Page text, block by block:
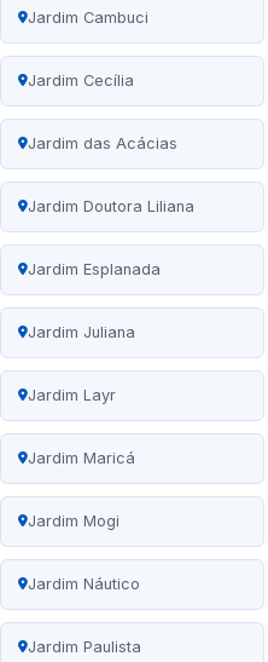
Jardim Cambuci
Jardim Cecília
Jardim das Acácias
Jardim Doutora Liliana
Jardim Esplanada
Jardim Juliana
Jardim Layr
Jardim Maricá
Jardim Mogi
Jardim Náutico
Jardim Paulista